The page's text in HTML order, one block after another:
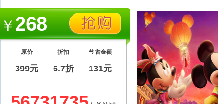
￥268
原价 折扣 节省金额
399元 6.7折 131元